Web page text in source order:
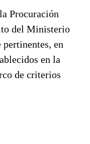
Procuración
del Ministerio
en
en la
de criterios